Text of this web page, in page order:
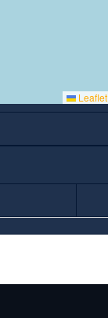
Leaflet